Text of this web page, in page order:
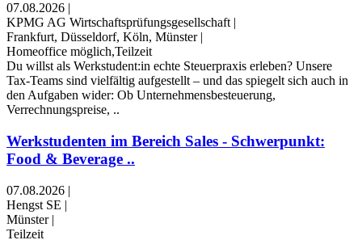
07.08.2026 |
KPMG AG Wirtschaftsprüfungsgesellschaft |
Frankfurt, Düsseldorf, Köln, Münster |
Homeoffice möglich,Teilzeit
Du willst als Werkstudent:in echte Steuerpraxis erleben? Unsere
Tax-Teams sind vielfältig aufgestellt – und das spiegelt sich auch in
den Aufgaben wider: Ob Unternehmensbesteuerung,
Verrechnungspreise, ..
Werkstudenten im Bereich Sales - Schwerpunkt:
Food & Beverage ..
07.08.2026 |
Hengst SE |
Münster |
Teilzeit